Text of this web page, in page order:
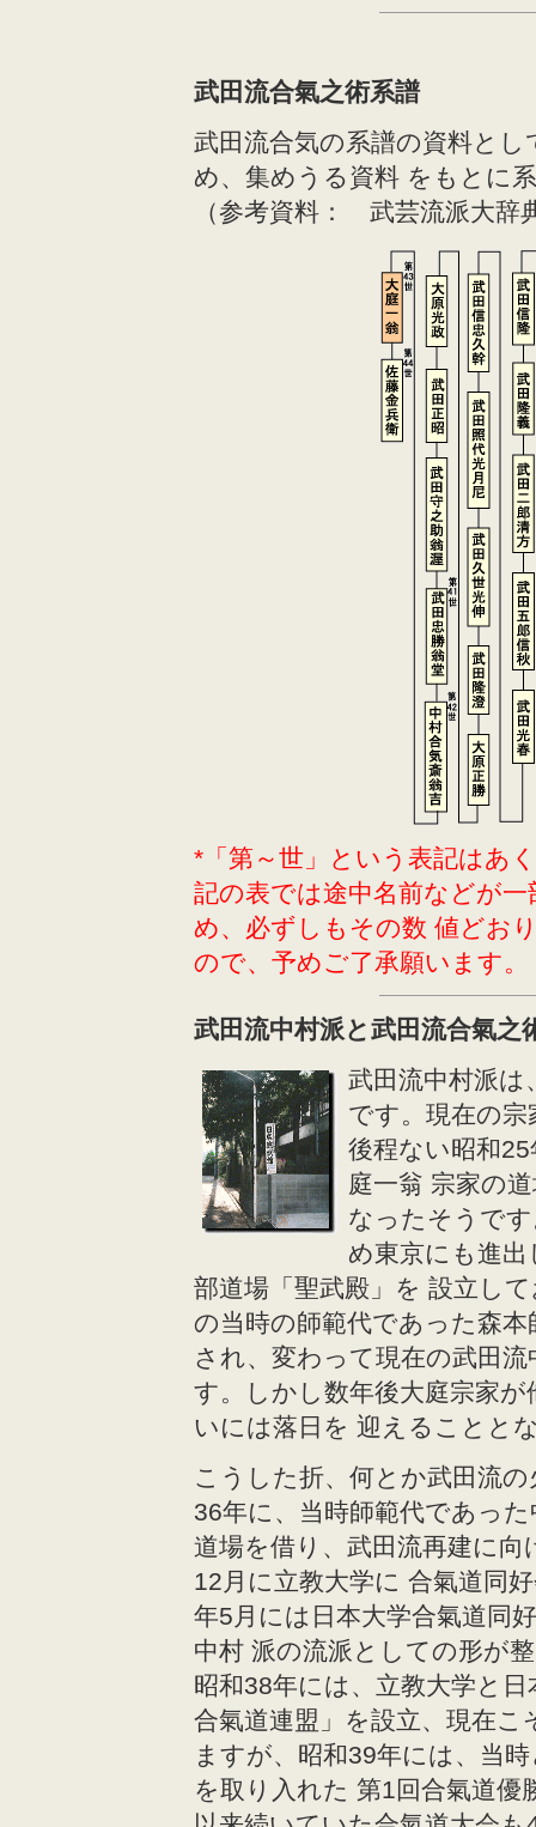
武田流合氣之術系譜
武田流合気の系譜の資料と
め、集めうる資料 をもとに
（参考資料： 武芸流派大
*「第～世」という表記はあ
記の表では途中名前などが
め、必ずしもその数 値どお
ので、予めご了承願います。
武田流中村派と武田流合氣之
武田流中村派は
です。現在の
後程ない昭和
庭一翁 宗家の
なったそうで
め東京にも進
部道場「聖武殿」を 設立し
の当時の師範代であった森
され、変わって現在の武田
す。しかし数年後大庭宗家
いには落日を 迎えることと
こうした折、何とか武田流
36年に、当時師範代であっ
道場を借り、武田流再建に向
12月に立教大学に 合氣道同
年5月には日本大学合氣道同
中村 派の流派としての形が
昭和38年には、立教大学と
合氣道連盟」を設立、現在
ますが、昭和39年には、当
を取り入れた 第1回合氣道